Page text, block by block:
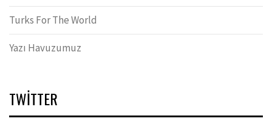
Turks For The World
Yazı Havuzumuz
TWITTER